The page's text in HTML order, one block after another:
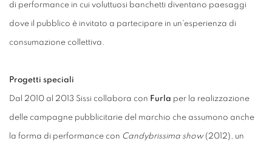
di performance in cui voluttuosi banchetti diventano paesaggi
dove il pubblico è invitato a partecipare in un'esperienza di
consumazione collettiva.
Progetti speciali
Dal 2010 al 2013 Sissi collabora con Furla per la realizzazione
delle campagne pubblicitarie del marchio che assumono anche
la forma di performance con Candybrissima show(2012), un